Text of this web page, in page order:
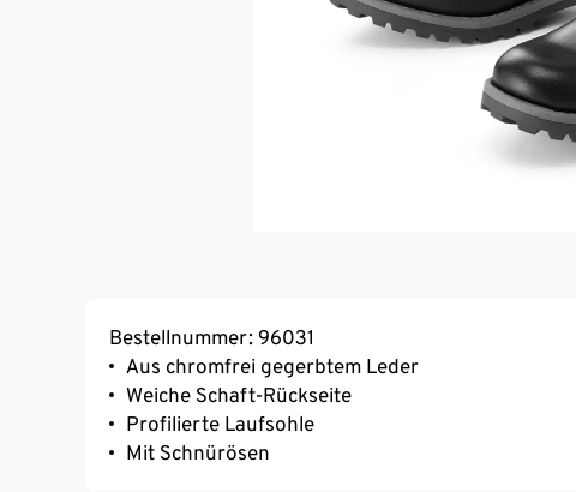
Bestellnummer: 96031
Aus chromfrei gegerbtem Leder
Weiche Schaft-Rückseite
Profilierte Laufsohle
Mit Schnürösen